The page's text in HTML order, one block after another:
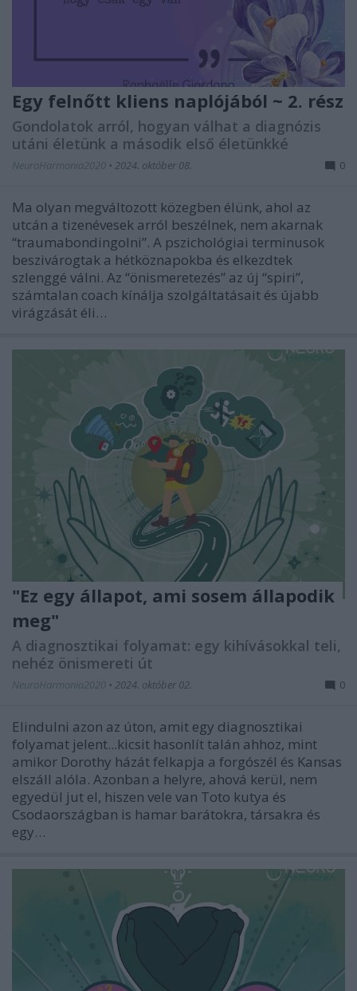
Egy felnőtt kliens naplójából ~ 2. rész
Gondolatok arról, hogyan válhat a diagnózis
utáni életünk a második első életünkké
NeuroHarmonia2020 • 2024. október 08. 0
Ma olyan megváltozott közegben élünk, ahol az
utcán a tizenévesek arról beszélnek, nem akarnak
“traumabondingolni”. A pszichológiai terminusok
beszivárogtak a hétköznapokba és elkezdtek
szlenggé válni. Az “önismeretezés” az új “spiri”,
számtalan coach kínálja szolgáltatásait és újabb
virágzását éli…
"Ez egy állapot, ami sosem állapodik
meg"
A diagnosztikai folyamat: egy kihívásokkal teli,
nehéz önismereti út
NeuroHarmonia2020 • 2024. október 02. 0
Elindulni azon az úton, amit egy diagnosztikai
folyamat jelent...kicsit hasonlít talán ahhoz, mint
amikor Dorothy házát felkapja a forgószél és Kansas
elszáll alóla. Azonban a helyre, ahová kerül, nem
egyedül jut el, hiszen vele van Toto kutya és
Csodaországban is hamar barátokra, társakra és
egy…